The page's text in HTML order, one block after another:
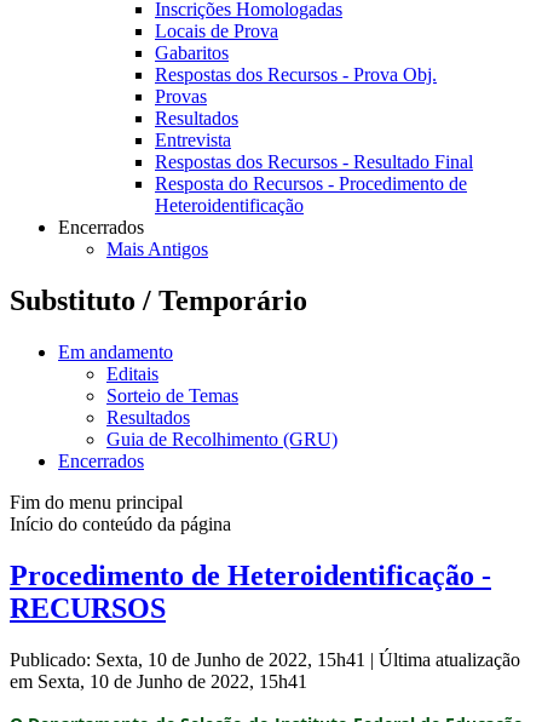
Inscrições Homologadas
Locais de Prova
Gabaritos
Respostas dos Recursos - Prova Obj.
Provas
Resultados
Entrevista
Respostas dos Recursos - Resultado Final
Resposta do Recursos - Procedimento de
Heteroidentificação
Encerrados
Mais Antigos
Substituto / Temporário
Em andamento
Editais
Sorteio de Temas
Resultados
Guia de Recolhimento (GRU)
Encerrados
Fim do menu principal
Início do conteúdo da página
Procedimento de Heteroidentificação -
RECURSOS
Publicado: Sexta, 10 de Junho de 2022, 15h41 | Última atualização
em Sexta, 10 de Junho de 2022, 15h41